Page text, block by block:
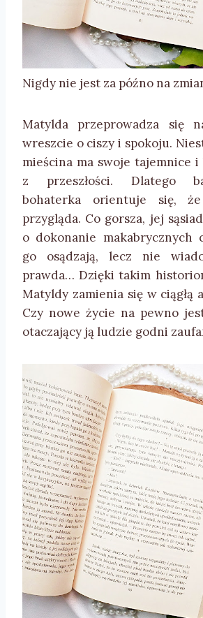
Nigdy nie jest za późno na
Matylda przeprowadza się
wreszcie o ciszy i spokoju.
mieścina ma swoje tajemnice
z przeszłości. Dlatego
bohaterka orientuje się,
przygląda. Co gorsza, jej
o dokonanie makabrycznych
go osądzają, lecz nie
prawda… Dzięki takim
Matyldy zamienia się w ciągłą
Czy nowe życie na pewno
otaczający ją ludzie godni